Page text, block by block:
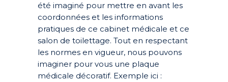
été imaginé pour mettre en avant les
coordonnées et les informations
pratiques de ce cabinet médicale et ce
salon de toilettage. Tout en respectant
les normes en vigueur, nous pouvons
imaginer pour vous une plaque
médicale décoratif. Exemple ici :